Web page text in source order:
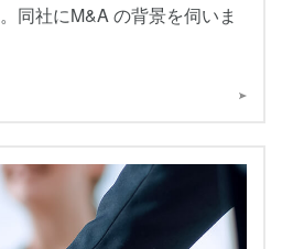
同社にM&A の背景を伺いま